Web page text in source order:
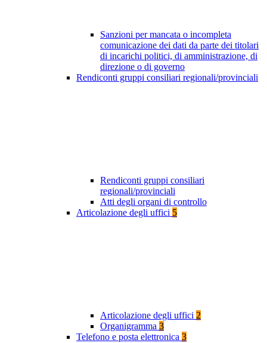
Sanzioni per mancata o incompleta
comunicazione dei dati da parte dei titolari
di incarichi politici, di amministrazione, di
direzione o di governo
Rendiconti gruppi consiliari regionali/provinciali
Rendiconti gruppi consiliari
regionali/provinciali
Atti degli organi di controllo
Articolazione degli uffici 5
Articolazione degli uffici 2
Organigramma 3
Telefono e posta elettronica 3